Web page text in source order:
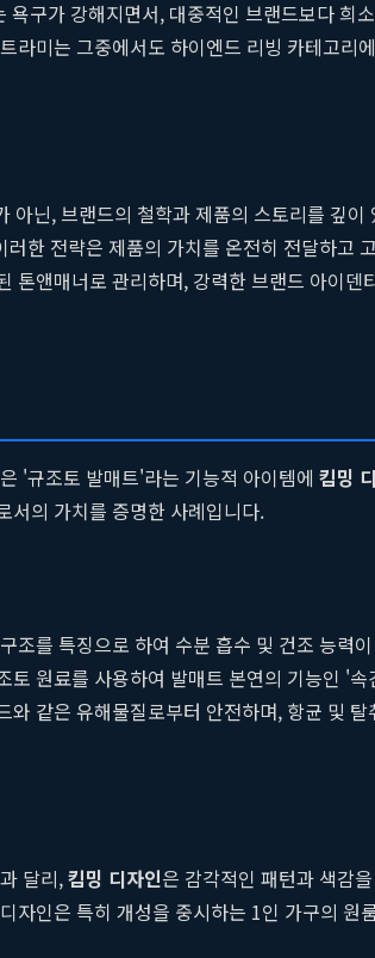
구가 강해지면서, 대중적인 브랜드보다 희
미는 그중에서도 하이엔드 리빙 카테고리
닌, 브랜드의 철학과 제품의 스토리를 깊
한 전략은 제품의 가치를 온전히 전달하고
앤매너로 관리하며, 강력한 브랜드 아이덴
'규조토 발매트'라는 기능적 아이템에 킴밍
서의 가치를 증명한 사례입니다.
를 특징으로 하여 수분 흡수 및 건조 능력
원료를 사용하여 발매트 본연의 기능인 '
같은 유해물질로부터 안전하며, 항균 및
달리,킴밍 디자인은 감각적인 패턴과 색감
인은 특히 개성을 중시하는 1인 가구의 원
닌 공간으로 재탄생하는 경험을 선사합니다.